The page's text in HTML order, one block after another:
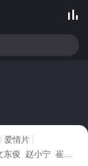

爱情片
俊 赵小宁 崔宏利